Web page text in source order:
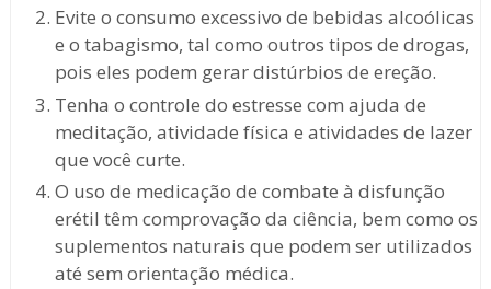
Evite o consumo excessivo de bebidas alcoólicas
e o tabagismo, tal como outros tipos de drogas,
pois eles podem gerar distúrbios de ereção.
Tenha o controle do estresse com ajuda de
meditação, atividade física e atividades de lazer
que você curte.
O uso de medicação de combate à disfunção
erétil têm comprovação da ciência, bem como os
suplementos naturais que podem ser utilizados
até sem orientação médica.